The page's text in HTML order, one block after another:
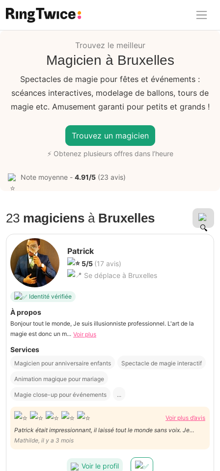
Ring Twice
Trouvez le meilleur
Magicien à Bruxelles
Spectacles de magie pour fêtes et événements :
scéances interactives, modelage de ballons, tours de
magie etc. Amusement garanti pour petits et grands !
Trouvez un magicien
⚡ Obtenez plusieurs offres dans l’heure
Note moyenne - 4.91/5 (23 avis)
23 magiciens à Bruxelles
Patrick
5/5 (17 avis)
Se déplace à Bruxelles
Identité vérifiée
À propos
Bonjour tout le monde, Je suis illusionniste professionnel. L'art de la
magie est donc un m... Voir plus
Services
Magicien pour anniversaire enfants Spectacle de magie interactif
Animation magique pour mariage
Magie close-up pour événements ...
Voir plus d’avis
Patrick était impressionnant, il laissé tout le monde sans voix. Je
recommande à 100%. De plus, il a personnalisé un tour
spécifiquement pour la vedette de la soirée, elle a adoré. Merci
Mathilde, il y a 3 mois
Voir le profil